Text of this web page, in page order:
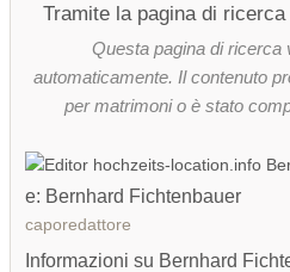
Tramite la pagina di
Questa pagina di ricerca
automaticamente. Il contenuto
per matrimoni o è stato
e: Bernhard Fichtenbauer
caporedattore
Informazioni su Bernhard